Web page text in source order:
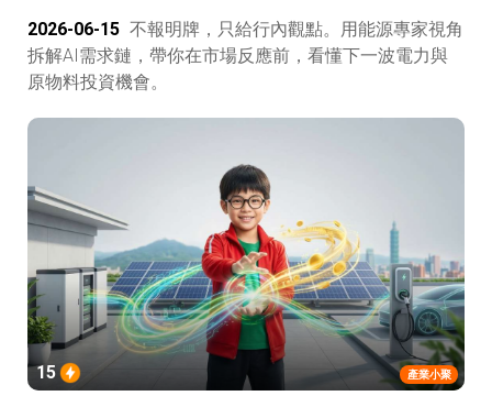
2026-06-15 不報明牌，只給行內觀點。用能源專家視角
拆解AI需求鏈，帶你在市場反應前，看懂下一波電力與
原物料投資機會。
產業小聚
15